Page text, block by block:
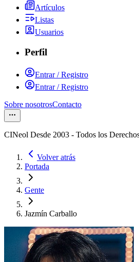
Artículos
Listas
Usuarios
Perfil
Entrar / Registro
Entrar / Registro
Sobre nosotrosContacto
CINeol Desde 2003 - Todos los
Volver atrás
Portada
Gente
Jazmín Carballo